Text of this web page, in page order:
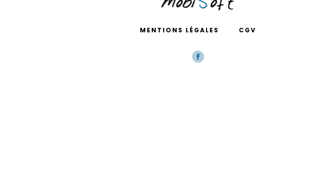
MENTIONS LÉGALES CGV